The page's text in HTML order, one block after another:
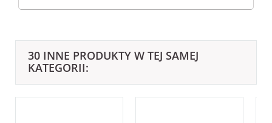
30 INNE PRODUKTY W TEJ SAMEJ
KATEGORII: